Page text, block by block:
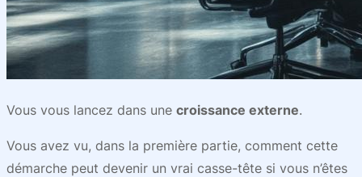
Vous vous lancez dans une croissance externe.
Vous avez vu, dans la première partie, comment cette
démarche peut devenir un vrai casse-tête si vous n’êtes